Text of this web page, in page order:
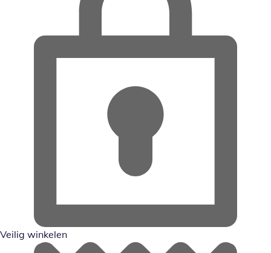
Veilig winkelen